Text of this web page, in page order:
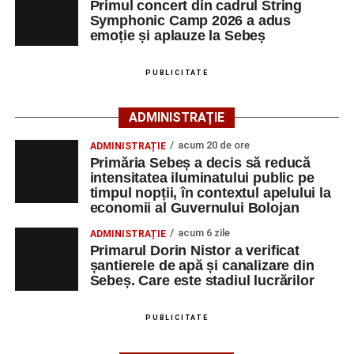
În spatele performanțelor sale se află ani de muncă,
susținerea familiei și dorința de a demonstra că pasiunea
și perseverența pot depăși orice graniță. În drumul său
este sponsor oficial.
Davel, Ursu, St. Radu, Cătană, Moise, Radac, Moș,
Cosma, Șerb, C.L. Lancrănjan și Ghițan. Nicola a
fost prezentă și o mică galerie a formației din Sebeș, care
și-a încurajat echipa pe întreaga durată a jocului.
Primul concert din cadrul String
Symphonic Camp 2026 a adus
emoție și aplauze la Sebeș
PUBLICITATE
ADMINISTRAȚIE
ADMINISTRAȚIE acum 20 de ore
Primăria Sebeș a decis să reducă
intensitatea iluminatului public pe
timpul nopții, în contextul apelului la
economii al Guvernului Bolojan
ADMINISTRAȚIE acum 6 zile
Primarul Dorin Nistor a verificat
șantierele de apă și canalizare din
Sebeș. Care este stadiul lucrărilor
PUBLICITATE